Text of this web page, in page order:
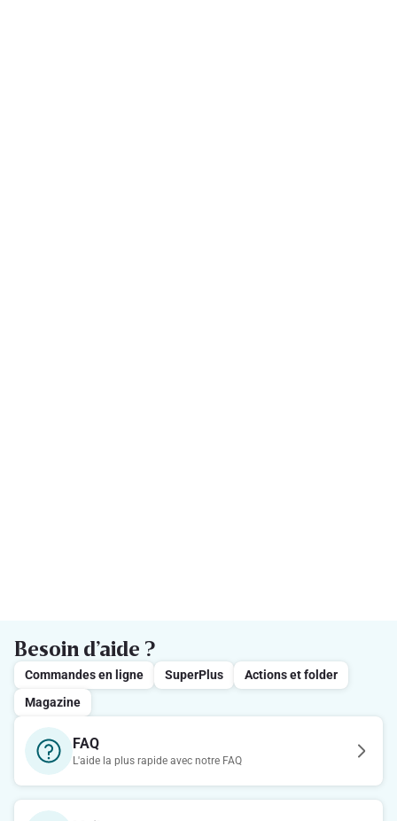
Besoin d’aide ?
Commandes en ligne SuperPlus
Actions et folder
Magazine
FAQ
L'aide la plus rapide avec notre FAQ